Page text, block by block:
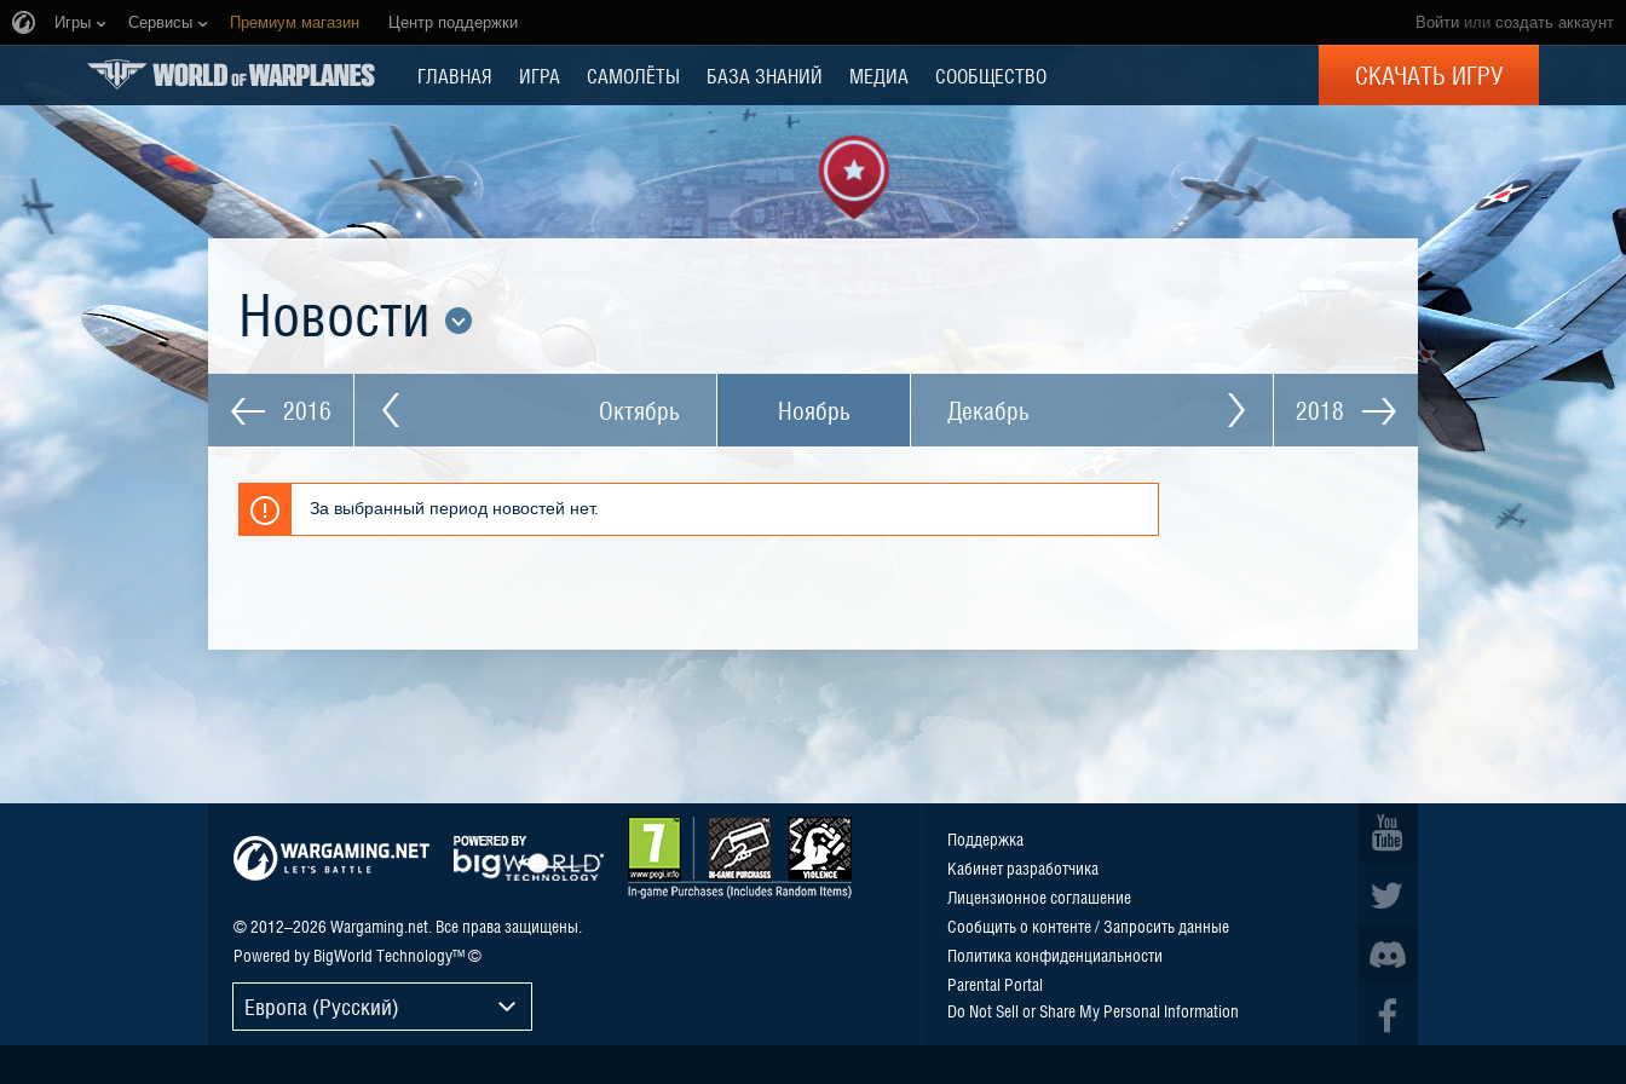
Войти или создать аккаунт
Игры Сервисы Премиум магазин Центр поддержки
ГЛАВНАЯ ИГРА САМОЛЁТЫ БАЗА ЗНАНИЙ МЕДИА СООБЩЕСТВО СКАЧАТЬ ИГРУ
Новости
2016 Октябрь Ноябрь Декабрь 2018
За выбранный период новостей нет.
© 2012–2026 Wargaming.net. Все права защищены.
Powered by BigWorld Technology™ ©
Европа (Русский)
Поддержка
Кабинет разработчика
Лицензионное соглашение
Сообщить о контенте / Запросить данные
Политика конфиденциальности
Parental Portal
Do Not Sell or Share My Personal Information